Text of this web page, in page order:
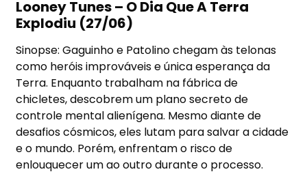
Looney Tunes – O Dia Que A Terra
Explodiu (27/06)
Sinopse: Gaguinho e Patolino chegam às telonas
como heróis improváveis e única esperança da
Terra. Enquanto trabalham na fábrica de
chicletes, descobrem um plano secreto de
controle mental alienígena. Mesmo diante de
desafios cósmicos, eles lutam para salvar a cidade
e o mundo. Porém, enfrentam o risco de
enlouquecer um ao outro durante o processo.